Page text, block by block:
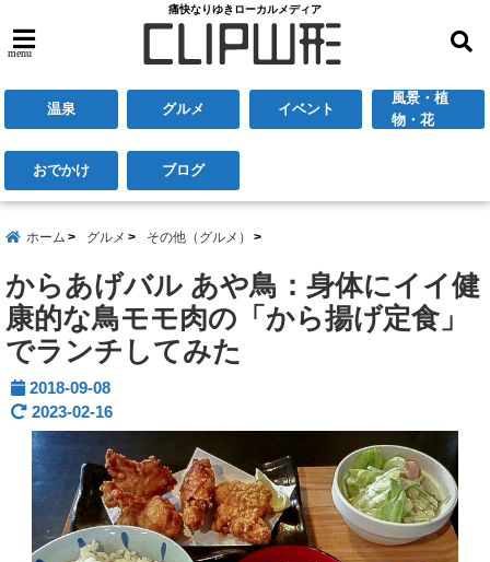
痛快なりゆきローカルメディア
menu
温泉 グルメ イベント
風景・植
物・花
おでかけ ブログ
ホーム グルメ その他（グルメ）
からあげバル あや鳥：身体にイイ健
康的な鳥モモ肉の「から揚げ定食」
でランチしてみた
2018-09-08
2023-02-16